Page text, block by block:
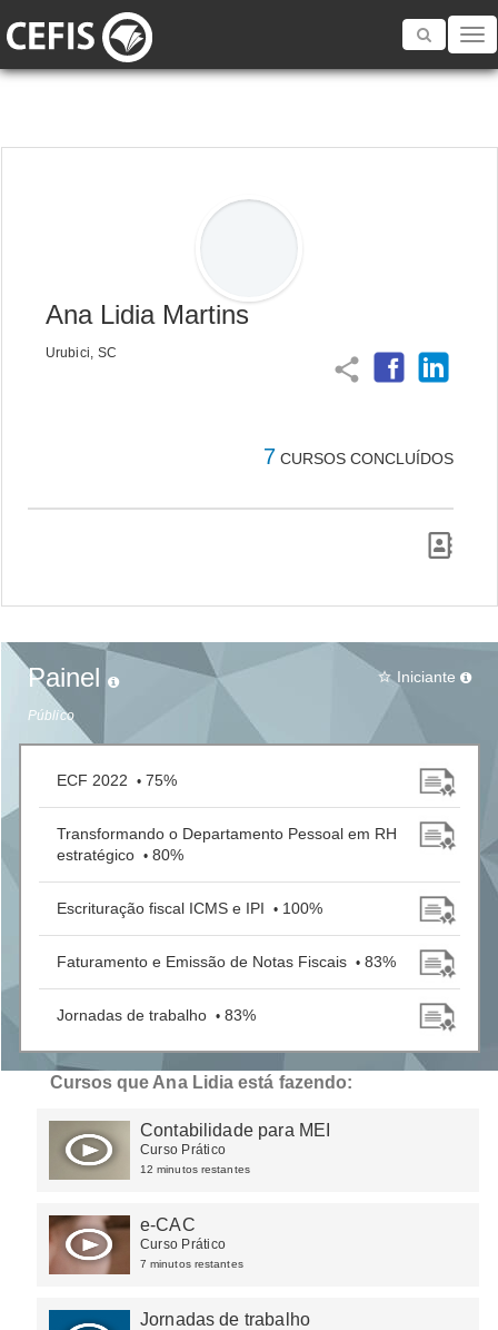
Toggle
Ana Lidia Martins
Urubici, SC
share
7 CURSOS CONCLUÍDOS
Painel
Público
star_border Iniciante
ECF 2022 • 75%
Transformando o Departamento Pessoal em RH
estratégico • 80%
Escrituração fiscal ICMS e IPI • 100%
Faturamento e Emissão de Notas Fiscais • 83%
Jornadas de trabalho • 83%
Cursos que Ana Lidia está fazendo:
Contabilidade para MEI
Curso Prático
12 minutos restantes
e-CAC
Curso Prático
7 minutos restantes
Jornadas de trabalho